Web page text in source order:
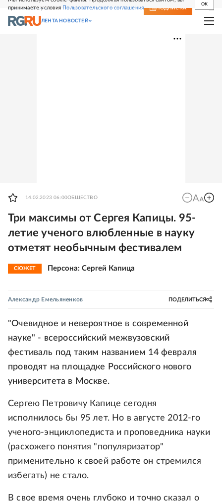
принимаете условия Пользовательского соглашения
OK
СВЕЖИЙ НОМЕР ПОДПИСКА
ЛЕНТА НОВОСТЕЙ
14.02.2023 06:00ОБЩЕСТВО
Три максимы от Сергея Капицы. 95-
летие ученого влюбленные в науку
отметят необычным фестивалем
СЮЖЕТ Персона: Сергей Капица
Александр Емельяненков ПОДЕЛИТЬСЯ
"Очевидное и невероятное в современной
науке" - всероссийский межвузовский
фестиваль под таким названием 14 февраля
проводят на площадке Российского нового
университета в Москве.
Сергею Петровичу Капице сегодня
исполнилось бы 95 лет. Но в августе 2012-го
ученого-энциклопедиста и проповедника науки
(расхожего понятия "популяризатор"
применительно к своей работе он стремился
избегать) не стало.
В свое время очень глубоко и точно сказал о